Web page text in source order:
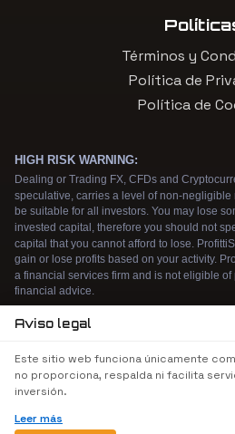
Términos y
Política de
Política de
experience. By continuing to
agree to our use of cookies.
for more information.
Aviso legal
Este sitio web funciona únicamente
no proporciona, respalda ni facilita
inversión.
Leer más